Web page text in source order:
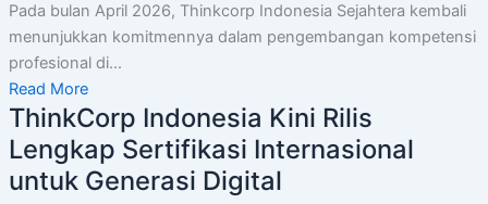
Pada bulan April 2026, Thinkcorp Indonesia Sejahtera kembali
menunjukkan komitmennya dalam pengembangan kompetensi
profesional di...
Read More
ThinkCorp Indonesia Kini Rilis
Lengkap Sertifikasi Internasional
untuk Generasi Digital